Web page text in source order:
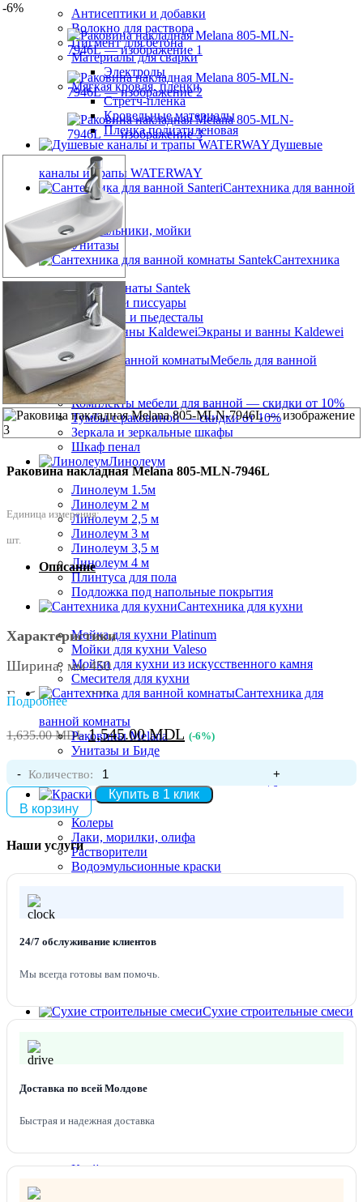
Антисептики и добавки
Волокно для раствора
Пигмент для бетона
Материалы для сварки
Электроды
Мягкая кровля, пленки
Стретч-плёнка
Кровельные материалы
Пленка полиэтиленовая
Душевые
каналы и трапы WATERWAY
Сантехника для ванной
Santeri
Умывальники, мойки
Унитазы
Сантехника
для ванной комнаты Santek
Унитазы и писсуары
Раковины и пьедесталы
Экраны и ванны Kaldewei
Мебель для ванной
комнаты
Комплекты мебели для ванной — скидки от 10%
Тумбы с раковиной — скидки от 10%
Зеркала и зеркальные шкафы
Шкаф пенал
Линолеум
Линолеум 1.5м
Линолеум 2 м
Линолеум 2,5 м
Линолеум 3 м
Линолеум 3,5 м
Линолеум 4 м
Плинтуса для пола
Подложка под напольные покрытия
Сантехника для кухни
Мойка для кухни Platinum
Мойки для кухни Valeso
Мойки для кухни из искусственного камня
Смесителя для кухни
Сантехника для
ванной комнаты
Раковины Melana
Унитазы и Биде
Аксессуары для ванной комнаты и душа
Краски и лаки
Колеры
Лаки, морилки, олифа
Растворители
Водоэмульсионные краски
Комплектующие для гипсокартона
Гипсокартон
Сухие строительные смеси
Пенопласт
Минеральная вата, стекловолокно
Силикон
Клей
-6%
Раковина накладная Melana 805-MLN-7946L
Единица измерения:
шт.
Описание
Характеристики
Ширина, мм 450
Глубина, мм 230
Высота, мм 120
Форма Прямоугольная
Отверстие под перелив Без перелива
Отверстие под смеситель Есть отверстие под
смеситель
Тип раковины подвесная
Цвет белый
Ширина упаковки, мм 470
Глубина упаковки, мм 250
Высота упаковки, мм 140
Подробнее
1,635.00MDL Первоначальная
цена
составляла
1,635.00 MDL.
1,545.00MDL Текущая
1,545.00 MDL.
(-6%)
Количество:
В корзину
Купить в 1 клик
Наши услуги
24/7 обслуживание клиентов
Мы всегда готовы вам помочь.
Доставка по всей Молдове
Быстрая и надежная доставка